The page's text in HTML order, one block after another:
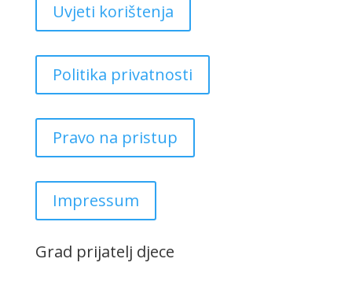
Uvjeti korištenja
Politika privatnosti
Pravo na pristup
Impressum
Grad prijatelj djece